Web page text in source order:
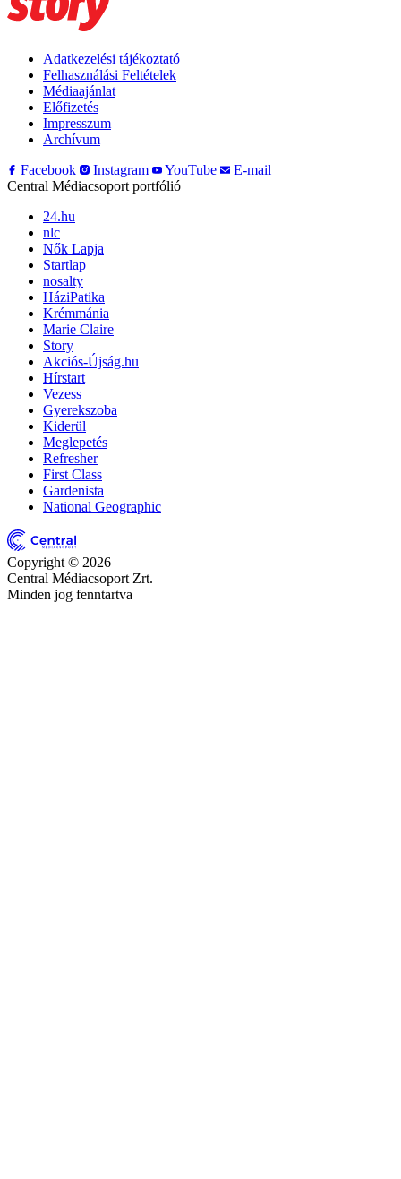
Adatkezelési tájékoztató
Felhasználási Feltételek
Médiaajánlat
Előfizetés
Impresszum
Archívum
Facebook
Instagram YouTube
E-mail
Central Médiacsoport portfólió
24.hu
nlc
Nők Lapja
Startlap
nosalty
HáziPatika
Krémmánia
Marie Claire
Story
Akciós-Újság.hu
Hírstart
Vezess
Gyerekszoba
Kiderül
Meglepetés
Refresher
First Class
Gardenista
National Geographic
Copyright © 2026
Central Médiacsoport Zrt.
Minden jog fenntartva